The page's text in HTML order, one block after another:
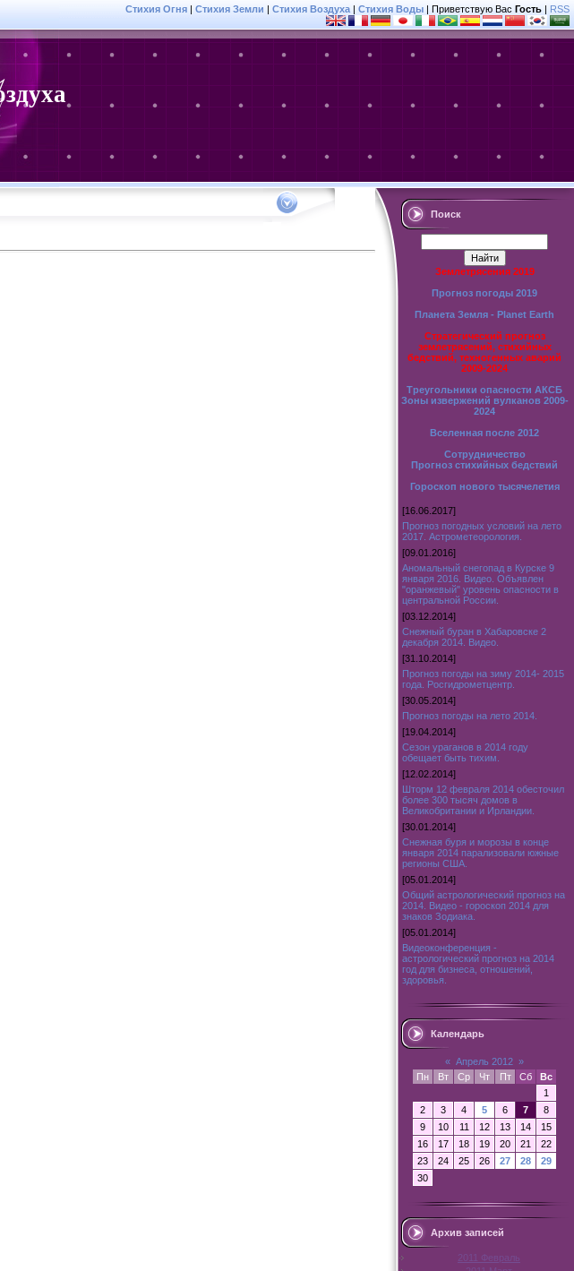
Стихия Огня | Стихия Земли | Стихия Воздуха | Стихия Воды | Приветствую Вас Гость | RSS
Поиск
Землетрясения 2019
Прогноз погоды 2019
Планета Земля - Planet Earth
Стратегический прогноз
землетрясений, стихийных
бедствий, техногенных аварий
2009-2024
Треугольники опасности АКСБ
Зоны извержений вулканов 2009-
2024
Вселенная после 2012
Сотрудничество
Прогноз стихийных бедствий
Гороскоп нового тысячелетия
[16.06.2017]
Прогноз погодных условий на лето
2017. Астрометеорология.
[09.01.2016]
Аномальный снегопад в Курске 9
января 2016. Видео. Объявлен
"оранжевый" уровень опасности в
центральной России.
[03.12.2014]
Снежный буран в Хабаровске 2
декабря 2014. Видео.
[31.10.2014]
Прогноз погоды на зиму 2014- 2015
года. Росгидрометцентр.
[30.05.2014]
Прогноз погоды на лето 2014.
[19.04.2014]
Сезон ураганов в 2014 году
обещает быть тихим.
[12.02.2014]
Шторм 12 февраля 2014 обесточил
более 300 тысяч домов в
Великобритании и Ирландии.
[30.01.2014]
Снежная буря и морозы в конце
января 2014 парализовали южные
регионы США.
[05.01.2014]
Общий астрологический прогноз на
2014. Видео - гороскоп 2014 для
знаков Зодиака.
[05.01.2014]
Видеоконференция -
астрологический прогноз на 2014
год для бизнеса, отношений,
здоровья.
Календарь
« Апрель 2012 »
Пн
Вт Ср Чт Пт Сб
Вс
1
2
3 4 5 6 7
8
9
10 11 12 13 14
15
16
17 18 19 20 21
22
23
24 25 26 27 28
29
30
Архив записей
2011 Февраль